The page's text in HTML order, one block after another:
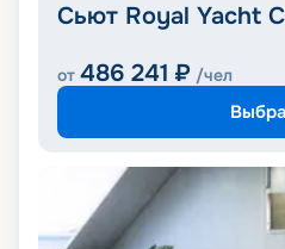
Сьют Royal Yacht
от 486 241 ₽ /чел